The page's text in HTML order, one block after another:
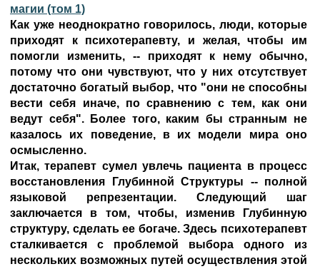
магии (том 1)
Как уже неоднократно говорилось, люди, которые
приходят к психотерапевту, и желая, чтобы им
помогли изменить, -- приходят к нему обычно,
потому что они чувствуют, что у них отсутствует
достаточно богатый выбор, что "они не способны
вести себя иначе, по сравнению с тем, как они
ведут себя". Более того, каким бы странным не
казалось их поведение, в их модели мира оно
осмысленно.
Итак, терапевт сумел увлечь пациента в процесс
восстановления Глубинной Структуры -- полной
языковой репрезентации. Следующий шаг
заключается в том, чтобы, изменив Глубинную
структуру, сделать ее богаче. Здесь психотерапевт
сталкивается с проблемой выбора одного из
нескольких возможных путей осуществления этой